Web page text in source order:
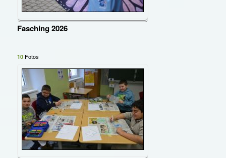
Fasching 2026
10Fotos